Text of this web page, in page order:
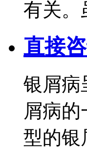
有关
直接
银屑病
屑病
型的